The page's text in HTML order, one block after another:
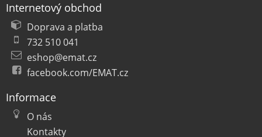
Internetový obchod
Doprava a platba
732 510 041
eshop@emat.cz
facebook.com/EMAT.cz
Informace
O nás
Kontakty